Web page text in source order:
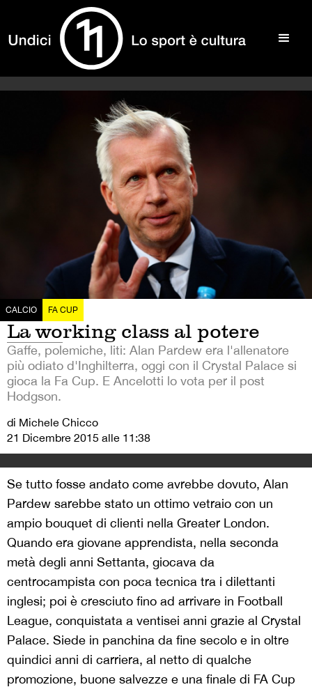
CALCIO FA CUP
La working class al potere
Gaffe, polemiche, liti: Alan Pardew era l'allenatore
più odiato d'Inghilterra, oggi con il Crystal Palace si
gioca la Fa Cup. E Ancelotti lo vota per il post
Hodgson.
di Michele Chicco
21 Dicembre 2015 alle 11:38
Se tutto fosse andato come avrebbe dovuto, Alan
Pardew sarebbe stato un ottimo vetraio con un
ampio bouquet di clienti nella Greater London.
Quando era giovane apprendista, nella seconda
metà degli anni Settanta, giocava da
centrocampista con poca tecnica tra i dilettanti
inglesi; poi è cresciuto fino ad arrivare in Football
League, conquistata a ventisei anni grazie al Crystal
Palace. Siede in panchina da fine secolo e in oltre
quindici anni di carriera, al netto di qualche
promozione, buone salvezze e una finale di FA Cup